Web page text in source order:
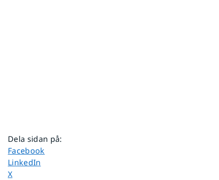
Dela sidan på:
Dela sidan på
Facebook
Dela sidan på
LinkedIn
Dela sidan på
X